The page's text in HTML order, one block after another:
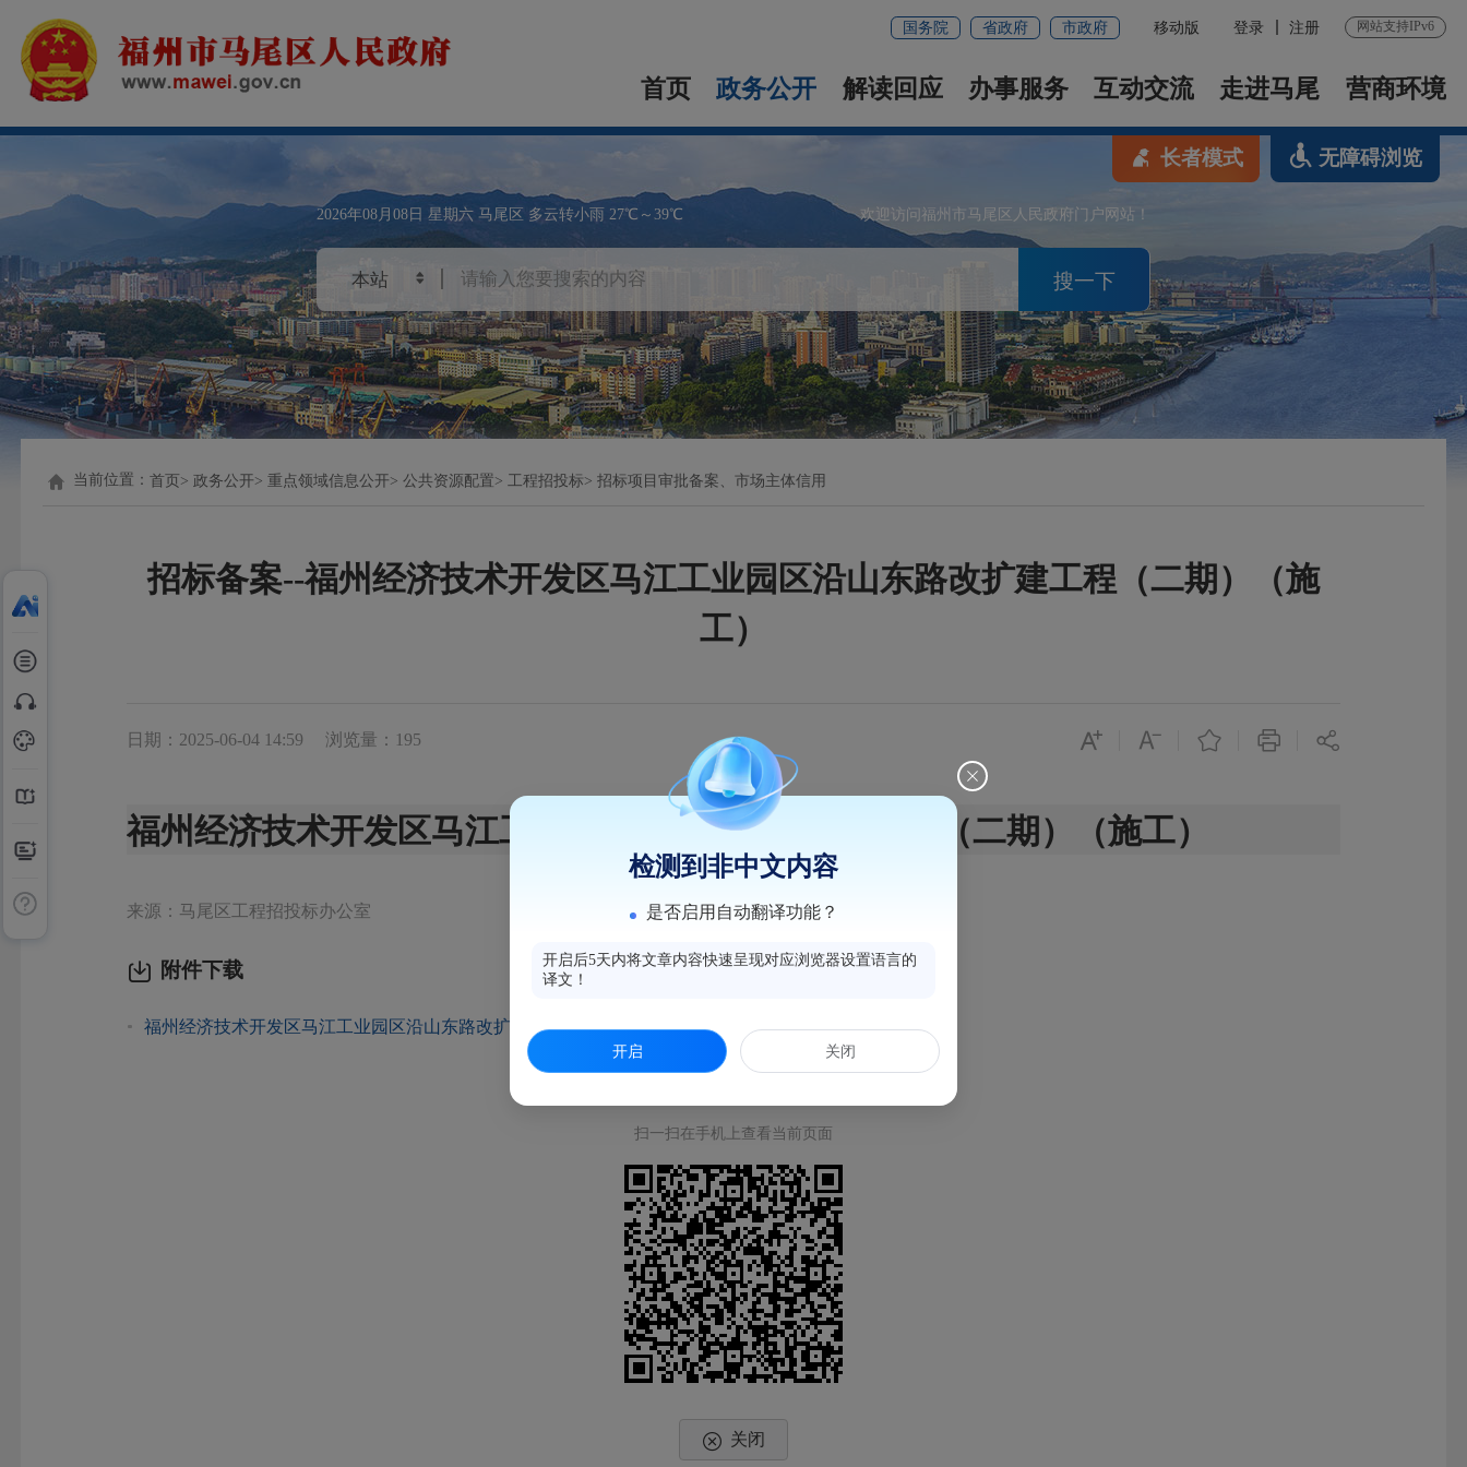
国务院 省政府 市政府 移动版 登录 注册 网站支持IPv6
首页 政务公开 解读回应 办事服务 互动交流 走进马尾 营商环境
2026年08月08日 星期六 马尾区 多云转小雨 27℃～39℃ 欢迎访问福州市马尾区人民政府门户网站！
搜一下
长者模式 无障碍浏览
当前位置：首页 政务公开 重点领域信息公开 公共资源配置 工程招投标 招标项目审批备案、市场主体信用
招标备案--福州经济技术开发区马江工业园区沿山东路改扩建工程（二期）（施
工）
日期：2025-06-04 14:59 浏览量：195
福州经济技术开发区马江工业园区沿山东路改扩建工程（二期）（施工）
来源：马尾区工程招投标办公室
附件下载
福州经济技术开发区马江工业园区沿山东路改扩建工程（二期）（施工）.pdf
扫一扫在手机上查看当前页面
关闭
检测到非中文内容
是否启用自动翻译功能？
开启后5天内将文章内容快速呈现对应浏览器设置语言的
译文！
开启 关闭